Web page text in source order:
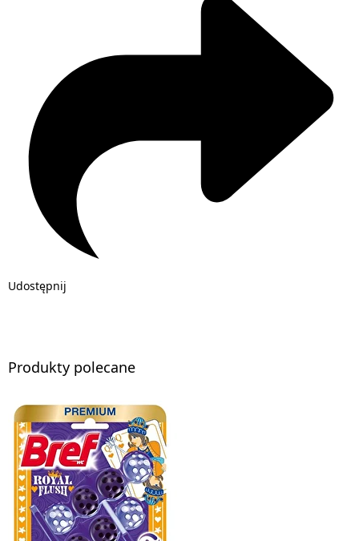
Udostępnij
Produkty polecane